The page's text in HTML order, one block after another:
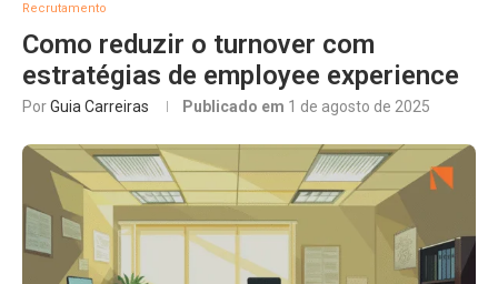
Recrutamento
Como reduzir o turnover com
estratégias de employee experience
PorGuia Carreiras Publicado em 1 de agosto de 2025